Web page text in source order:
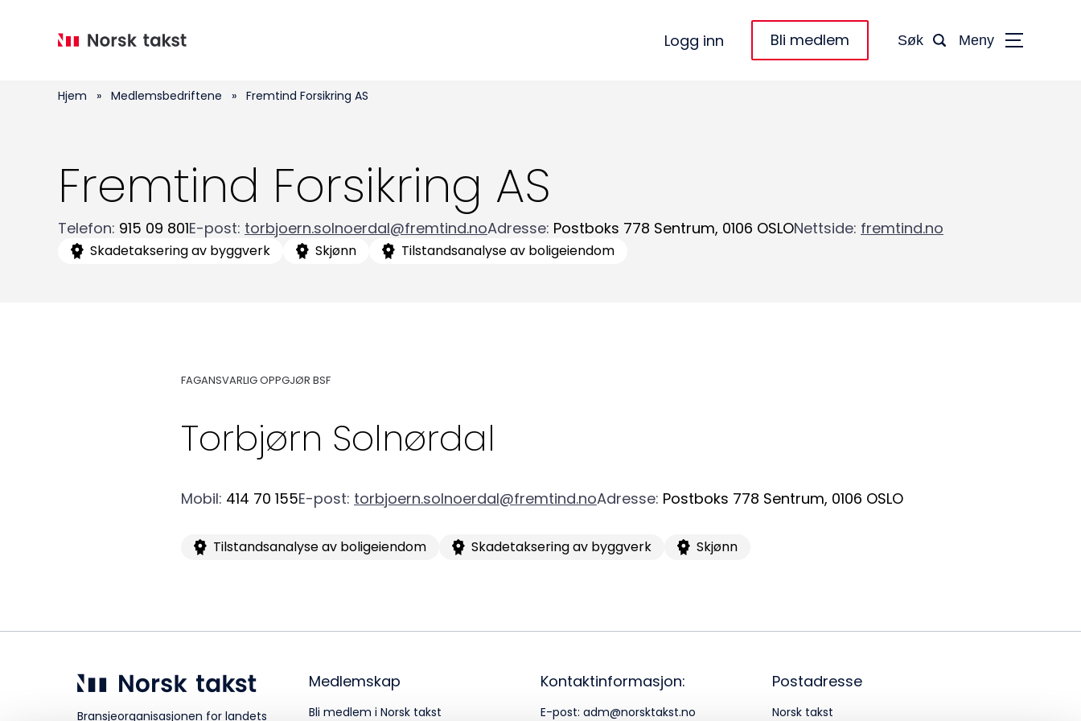
Logg inn Bli medlem Søk Meny
Kurs og konferanser
Kompetanse
Aktuelt
Om Norsk takst
Kontakt oss
Pb. 1516 Vika, 0117 OSLO
956 955 211
Hjem » Medlemsbedriftene » Fremtind Forsikring AS
Fremtind Forsikring AS
Telefon: 915 09 801E-post: torbjoern.solnoerdal@fremtind.noAdresse: Postboks 778 Sentrum, 0106 OSLONettside: fremtind.no
Skadetaksering av byggverk Skjønn Tilstandsanalyse av boligeiendom
FAGANSVARLIG OPPGJØR BSF
Torbjørn Solnørdal
Mobil: 414 70 155E-post: torbjoern.solnoerdal@fremtind.noAdresse: Postboks 778 Sentrum, 0106 OSLO
Tilstandsanalyse av boligeiendom Skadetaksering av byggverk Skjønn
Bransjeorganisasjonen for landets
Medlemskap
Bli medlem i Norsk takst
Kontaktinformasjon:
E-post: adm@norsktakst.no
Postadresse
Norsk takst